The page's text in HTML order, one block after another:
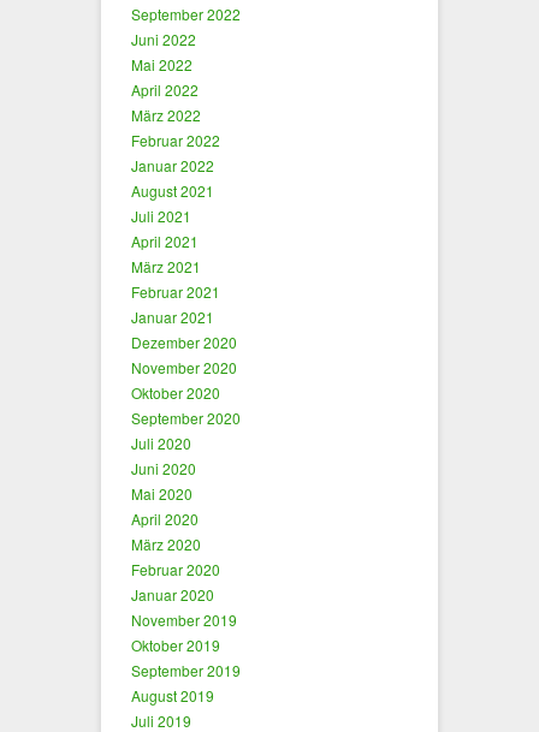
September 2022
Juni 2022
Mai 2022
April 2022
März 2022
Februar 2022
Januar 2022
August 2021
Juli 2021
April 2021
März 2021
Februar 2021
Januar 2021
Dezember 2020
November 2020
Oktober 2020
September 2020
Juli 2020
Juni 2020
Mai 2020
April 2020
März 2020
Februar 2020
Januar 2020
November 2019
Oktober 2019
September 2019
August 2019
Juli 2019